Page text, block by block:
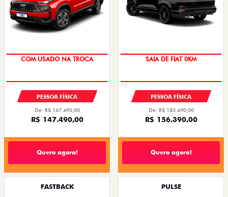
COM USADO NA TROCA
PESSOA FÍSICA
De: R$ 167.490,00
R$ 147.490,00
Quero agora!
SAIA DE FIAT 0KM
PESSOA FÍSICA
De: R$ 183.490,00
R$ 156.390,00
Quero agora!
FASTBACK PULSE